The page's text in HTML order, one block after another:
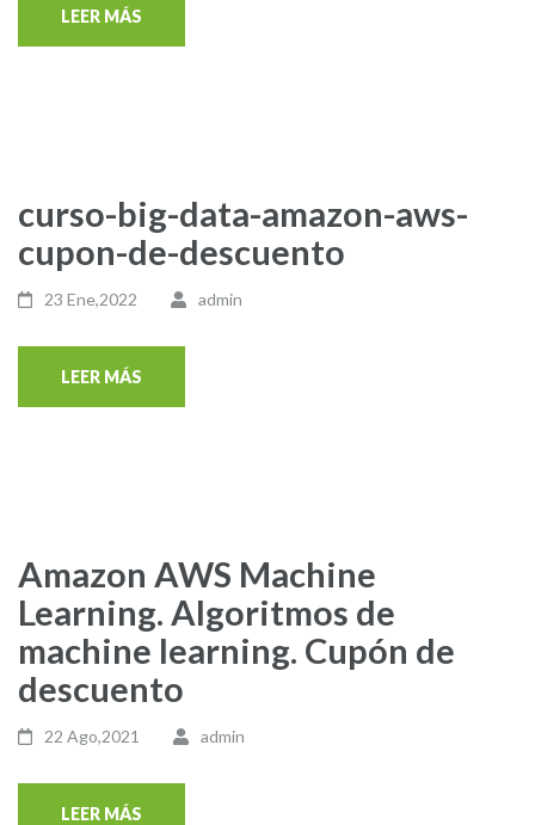
LEER MÁS
curso-big-data-amazon-aws-
cupon-de-descuento
23 Ene,2022 admin
LEER MÁS
Amazon AWS Machine
Learning. Algoritmos de
machine learning. Cupón de
descuento
22 Ago,2021 admin
LEER MÁS